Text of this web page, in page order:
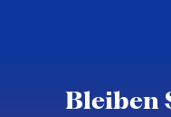
Bleiben